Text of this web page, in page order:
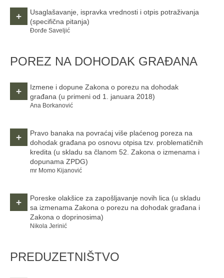
+
Usaglašavanje, ispravka vrednosti i otpis potraživanja
(specifična pitanja)
Đorđe Saveljić
POREZ NA DOHODAK GRAĐANA
+
Izmene i dopune Zakona o porezu na dohodak
građana (u primeni od 1. januara 2018)
Ana Borkanović
+
Pravo banaka na povraćaj više plaćenog poreza na
dohodak građana po osnovu otpisa tzv. problematičnih
kredita (u skladu sa članom 52. Zakona o izmenama i
dopunama ZPDG)
mr Momo Kijanović
+ Poreske olakšice za zapošljavanje novih lica (u skladu
sa izmenama Zakona o porezu na dohodak građana i
Zakona o doprinosima)
Nikola Jerinić
PREDUZETNIŠTVO